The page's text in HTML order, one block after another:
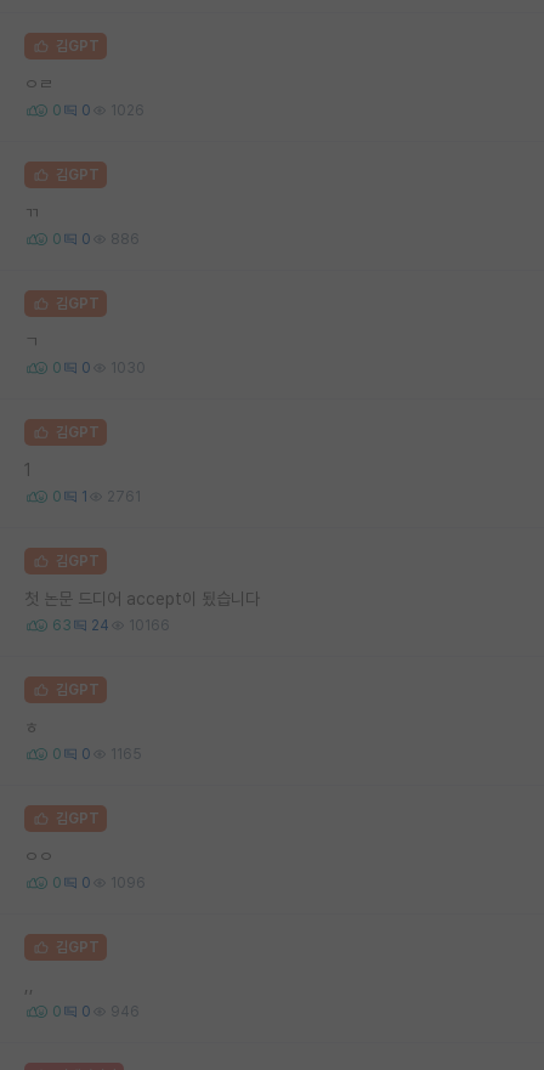
김GPT
ㅇㄹ
0 0 1026
김GPT
ㄲ
0 0 886
김GPT
ㄱ
0 0 1030
김GPT
1
0 1 2761
김GPT
첫 논문 드디어 accept이 됬습니다
63 24 10166
김GPT
ㅎ
0 0 1165
김GPT
ㅇㅇ
0 0 1096
김GPT
0 0 946